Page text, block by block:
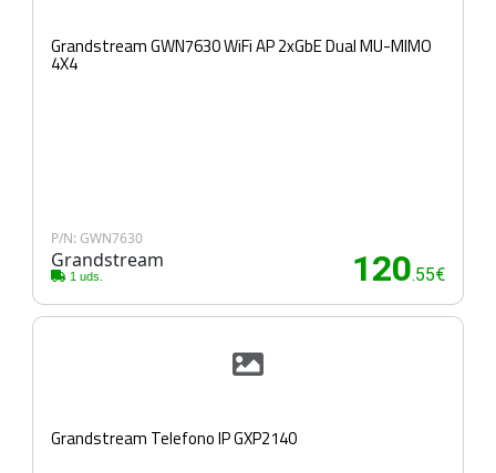
Grandstream GWN7630 WiFi AP 2xGbE Dual MU-MIMO
4X4
P/N: GWN7630
Grandstream
1 uds. 120.55€
Grandstream Telefono IP GXP2140